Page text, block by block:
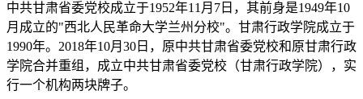
中共甘肃省委党校成立于1952年11月 7 日，其前身是1949年10
月成立的"西北人民革命大学兰州分校"。甘肃行政学院成立于
1990年。 2018年10月 30 日，原中共甘肃省委党校和原甘肃行政
学院合并重组，成立中共甘肃省委党校（甘肃行政学院），实
行一个机构两块牌子。